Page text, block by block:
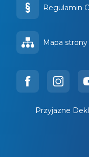
Regulamin
Mapa strony
Przyjazne